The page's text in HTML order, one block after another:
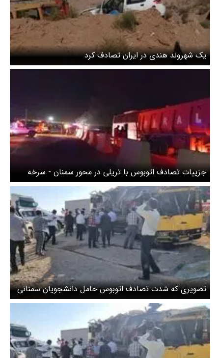
یک شهروند هندی در ایران تصادف کرد
جزییات تصادف اتوبوس با تریلی در محور سمنان - سرخه
تصویری که شدت تصادف اتوبوس حامل دانشجویان سمنانی
را نشان می‌دهد + عکس